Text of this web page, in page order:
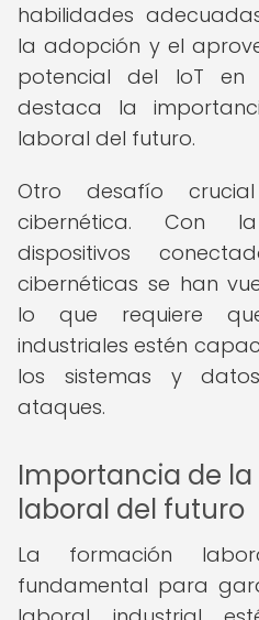
habilidades
la adopción y el
potencial del IoT
destaca la
laboral del futuro.
Otro desafío
cibernética. Con
dispositivos
cibernéticas se han
lo que requiere
industriales estén
los sistemas y
ataques.
Importancia de
laboral del futuro
La formación
fundamental para